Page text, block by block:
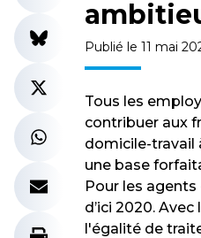
Publié le 11 mai
Tous les
contribuer aux
domicile-travail
une base
Pour les agents
d’ici 2020.
l'égalité de